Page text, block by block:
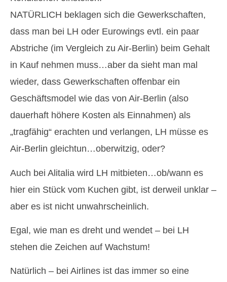
NATÜRLICH beklagen sich die Gewerkschaften,
dass man bei LH oder Eurowings evtl. ein paar
Abstriche (im Vergleich zu Air-Berlin) beim Gehalt
in Kauf nehmen muss…aber da sieht man mal
wieder, dass Gewerkschaften offenbar ein
Geschäftsmodel wie das von Air-Berlin (also
dauerhaft höhere Kosten als Einnahmen) als
„tragfähig“ erachten und verlangen, LH müsse es
Air-Berlin gleichtun…oberwitzig, oder?
Auch bei Alitalia wird LH mitbieten…ob/wann es
hier ein Stück vom Kuchen gibt, ist derweil unklar –
aber es ist nicht unwahrscheinlich.
Egal, wie man es dreht und wendet – bei LH
stehen die Zeichen auf Wachstum!
Natürlich – bei Airlines ist das immer so eine